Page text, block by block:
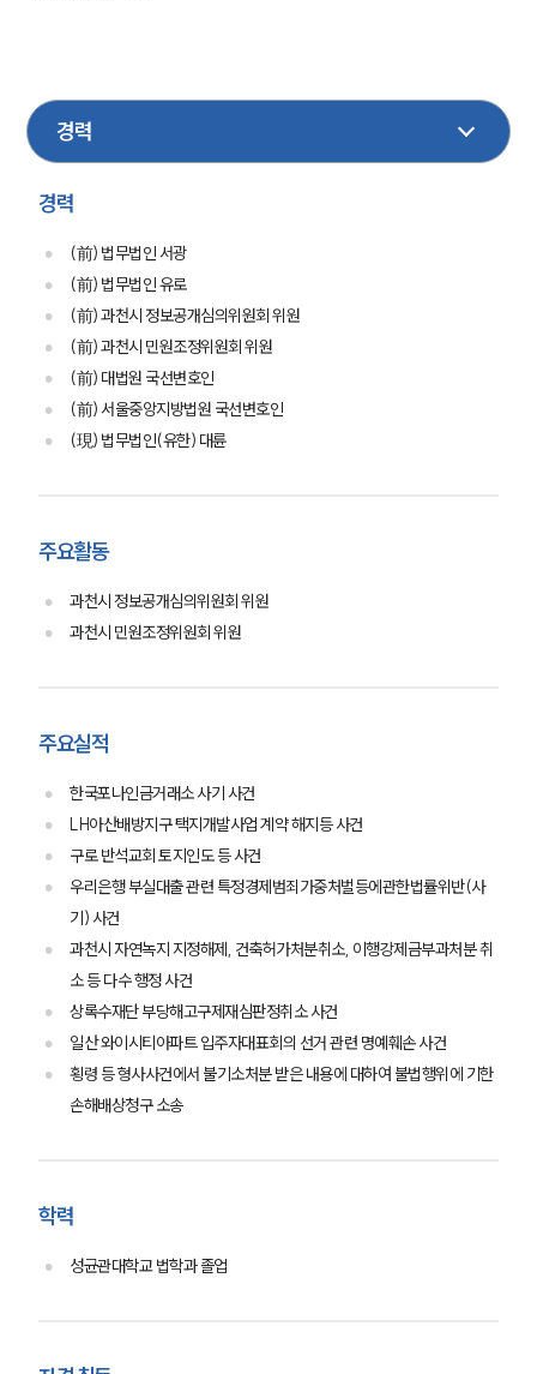
그룹소개
경력
(前) 법무법인 서광
(前) 법무법인 유로
(前) 과천시 정보공개심의위원회 위원
(前) 과천시 민원조정위원회 위원
(前) 대법원 국선변호인
(前) 서울중앙지방법원 국선변호인
(現) 법무법인(유한) 대륜
주요활동
과천시 정보공개심의위원회 위원
과천시 민원조정위원회 위원
주요실적
한국포나인금거래소 사기 사건
LH아산배방지구 택지개발사업 계약 해지등 사건
구로 반석교회 토지인도 등 사건
우리은행 부실대출 관련 특정경제범죄가중처벌등에관한법률위반(사
기) 사건
과천시 자연녹지 지정해제, 건축허가처분취소, 이행강제금부과처분 취
소 등 다수 행정 사건
상록수재단 부당해고구제재심판정취소 사건
일산 와이시티아파트 입주자대표회의 선거 관련 명예훼손 사건
횡령 등 형사사건에서 불기소처분 받은 내용에 대하여 불법행위에 기한
손해배상청구 소송
학력
성균관대학교 법학과 졸업